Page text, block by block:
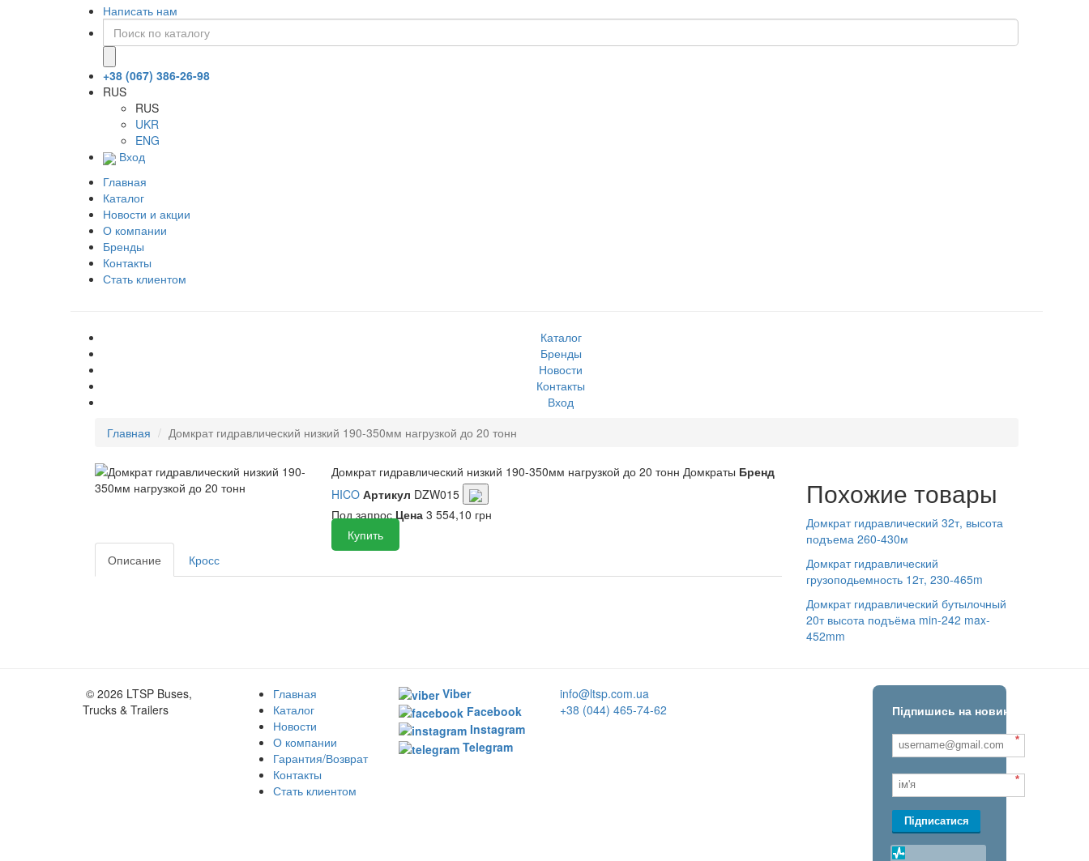
Написать нам
+38 (067) 386-26-98
RUS
RUS
UKR
ENG
Вход
Главная
Каталог
Новости и акции
О компании
Бренды
Контакты
Стать клиентом
Каталог
Бренды
Новости
Контакты
Вход
Главная
Домкрат гидравлический низкий 190-350мм нагрузкой до 20 тонн
Домкрат гидравлический низкий 190-350мм нагрузкой до 20 тонн Домкраты Бренд
HICO Артикул DZW015
Под запрос Цена 3 554,10 грн
Купить
Описание
Кросс
Похожие товары
Домкрат гидравлический 32т, высота
подъема 260-430м
Домкрат гидравлический
грузоподьемность 12т, 230-465m
Домкрат гидравлический бутылочный
20т высота подъёма min-242 max-
452mm
© 2026 LTSP Buses,
Trucks & Trailers
Главная
Каталог
Новости
О компании
Гарантия/Возврат
Контакты
Стать клиентом
Viber
Facebook
Instagram
Telegram
info@ltsp.com.ua
+38 (044) 465-74-62
Підпишись на новини!
*
*
Підписатися